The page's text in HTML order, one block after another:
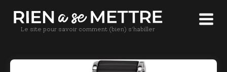
Le site pour savoir comment (bien) s'habiller